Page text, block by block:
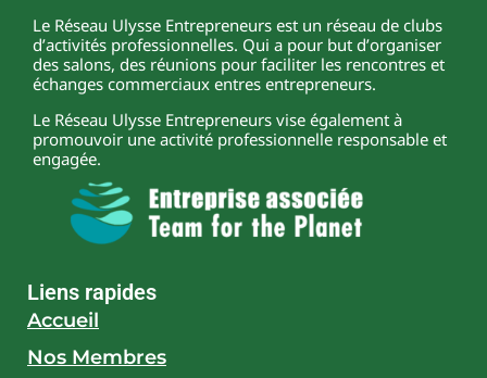
Le Réseau Ulysse Entrepreneurs est un réseau de clubs
d’activités professionnelles. Qui a pour but d’organiser
des salons, des réunions pour faciliter les rencontres et
échanges commerciaux entres entrepreneurs.
Le Réseau Ulysse Entrepreneurs vise également à
promouvoir une activité professionnelle responsable et
engagée.
Liens rapides
Accueil
Nos Membres